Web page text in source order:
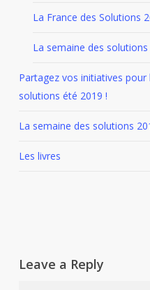
La France des Solutions
La semaine des
Partagez vos initiatives pour
solutions été 2019 !
La semaine des solutions
Les livres
Leave a Reply